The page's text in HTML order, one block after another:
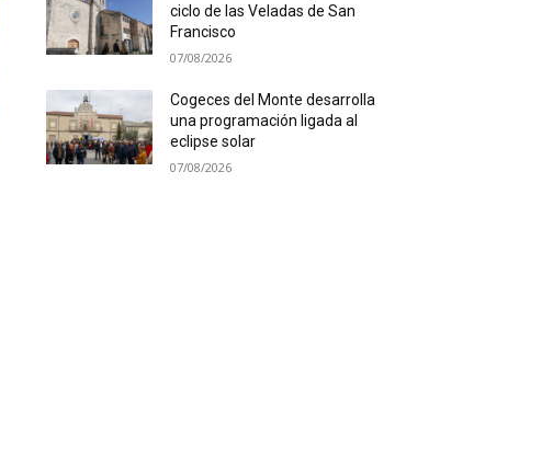
ciclo de las Veladas de San
Francisco
07/08/2026
Cogeces del Monte desarrolla
una programación ligada al
eclipse solar
07/08/2026